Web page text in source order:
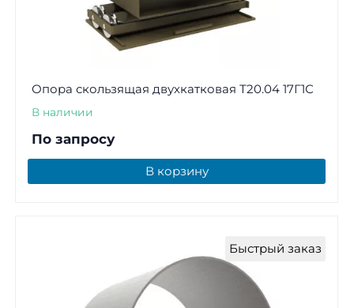
Опора скользящая двухкатковая Т20.04 17Г1С
В наличии
По запросу
В корзину
Быстрый заказ